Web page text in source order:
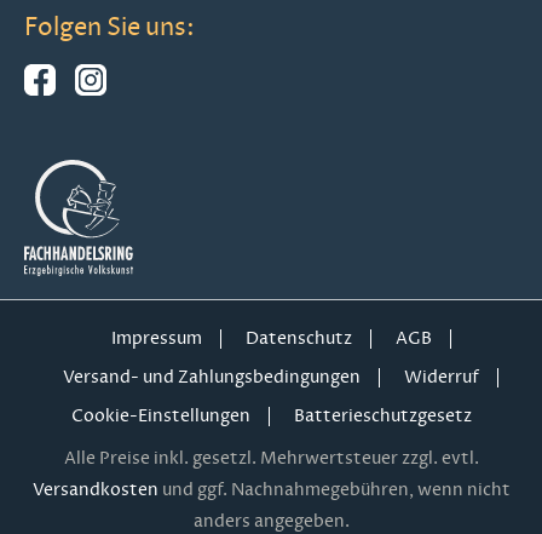
Folgen Sie uns:
Impressum Datenschutz
AGB
Versand- und Zahlungsbedingungen
Widerruf
Cookie-Einstellungen
Batterieschutzgesetz
Alle Preise inkl. gesetzl. Mehrwertsteuer zzgl. evtl.
Versandkosten und ggf. Nachnahmegebühren, wenn nicht
anders angegeben.